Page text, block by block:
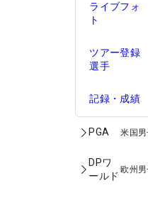
ライブフォ
ト
ツアー登録
選手
記録・成績
PGA 米国男
DPワ
ールド
欧州